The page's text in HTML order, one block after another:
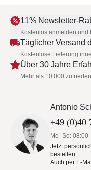
11% Newsletter-
Kostenlos anmelden
Täglicher Versand
Kostenlose Lieferung
Über 30 Jahre
Mehr als 10.000
Antonio
+49 (0)40
Mo–So:
Jetzt
bestellen.
Auch per E-